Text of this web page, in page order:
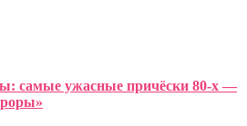
самые ужасные причёски 80‑х —